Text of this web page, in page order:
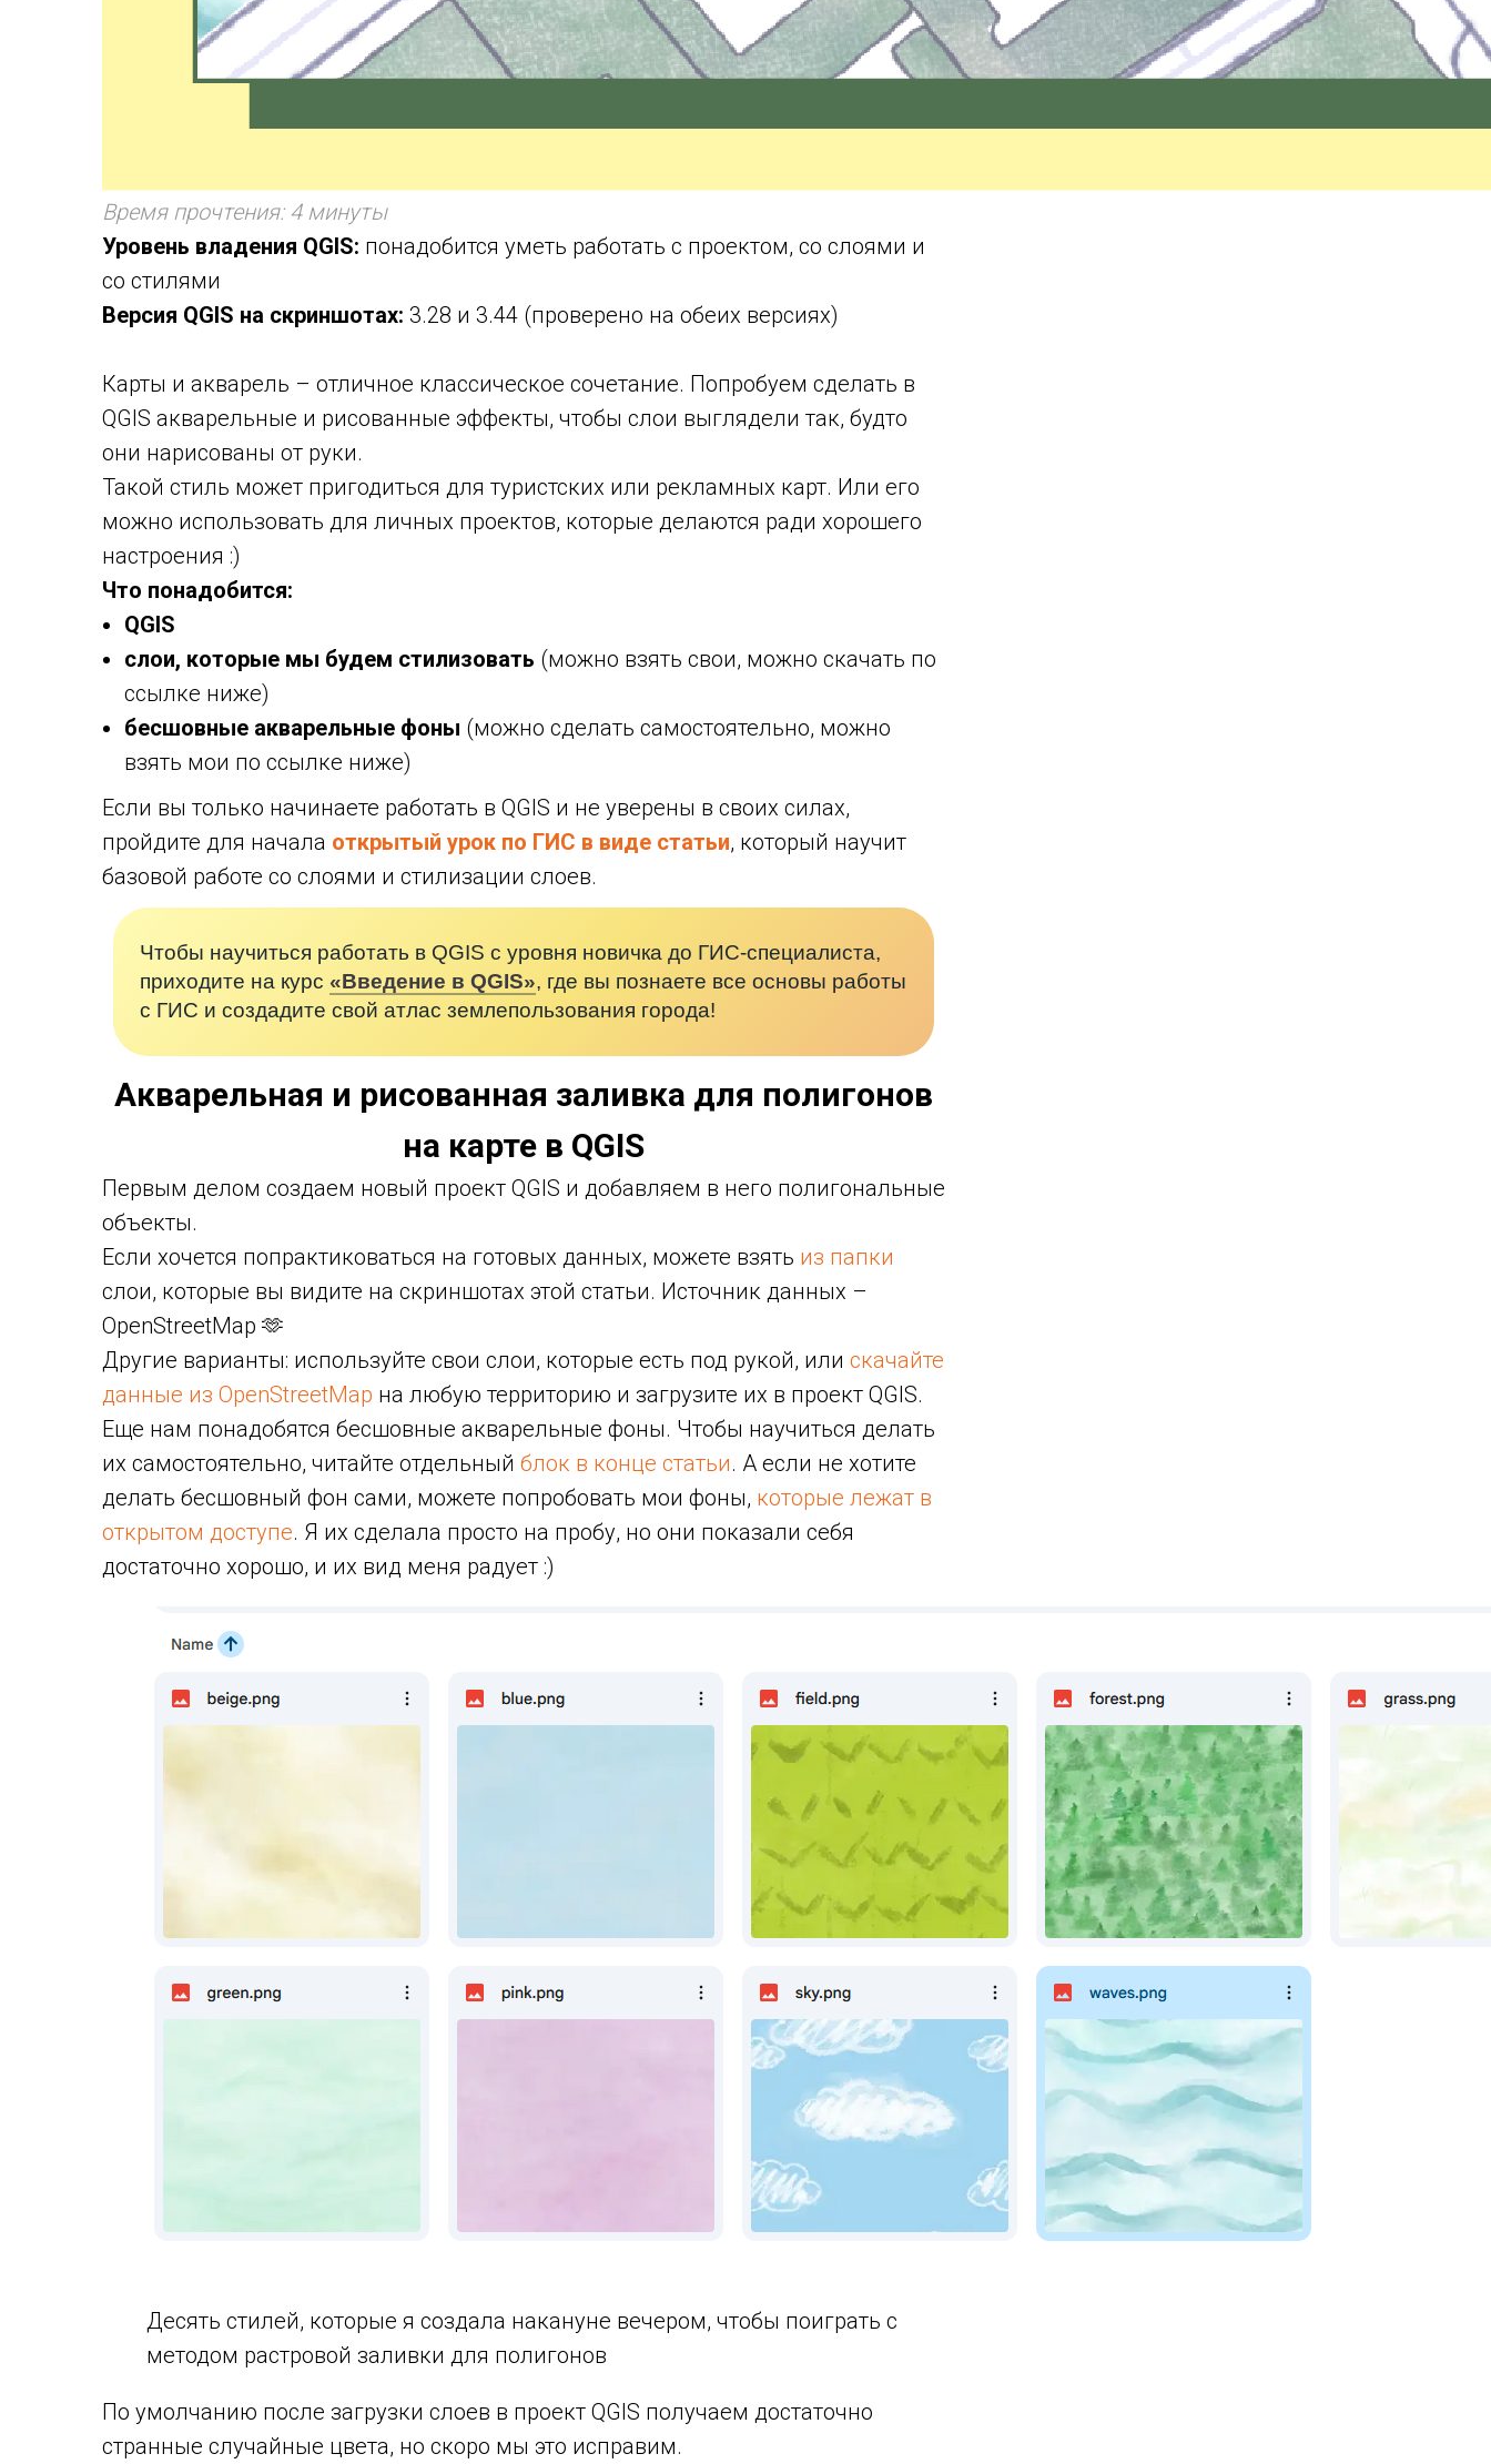
Время прочтения: 4 минуты
Уровень владения QGIS: понадобится уметь работать с проектом, со слоями и
со стилями
Версия QGIS на скриншотах: 3.28 и 3.44 (проверено на обеих версиях)
Карты и акварель – отличное классическое сочетание. Попробуем сделать в
QGIS акварельные и рисованные эффекты, чтобы слои выглядели так, будто
они нарисованы от руки.
Такой стиль может пригодиться для туристских или рекламных карт. Или его
можно использовать для личных проектов, которые делаются ради хорошего
настроения :)
Что понадобится:
QGIS
слои, которые мы будем стилизовать (можно взять свои, можно скачать по
ссылке ниже)
бесшовные акварельные фоны (можно сделать самостоятельно, можно
взять мои по ссылке ниже)
Если вы только начинаете работать в QGIS и не уверены в своих силах,
пройдите для начала открытый урок по ГИС в виде статьи, который научит
базовой работе со слоями и стилизации слоев.
Чтобы научиться работать в QGIS с уровня новичка до ГИС-специалиста,
приходите на курс «Введение в QGIS», где вы познаете все основы работы
с ГИС и создадите свой атлас землепользования города!
Акварельная и рисованная заливка для полигонов
на карте в QGIS
Первым делом создаем новый проект QGIS и добавляем в него полигональные
объекты.
Если хочется попрактиковаться на готовых данных, можете взять из папки
слои, которые вы видите на скриншотах этой статьи. Источник данных –
OpenStreetMap 🫶
Другие варианты: используйте свои слои, которые есть под рукой, или скачайте
данные из OpenStreetMap на любую территорию и загрузите их в проект QGIS.
Еще нам понадобятся бесшовные акварельные фоны. Чтобы научиться делать
их самостоятельно, читайте отдельный блок в конце статьи. А если не хотите
делать бесшовный фон сами, можете попробовать мои фоны, которые лежат в
открытом доступе. Я их сделала просто на пробу, но они показали себя
достаточно хорошо, и их вид меня радует :)
Десять стилей, которые я создала накануне вечером, чтобы поиграть с
методом растровой заливки для полигонов
По умолчанию после загрузки слоев в проект QGIS получаем достаточно
странные случайные цвета, но скоро мы это исправим.